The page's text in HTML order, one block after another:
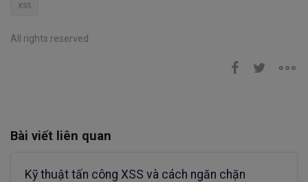
XSS
All rights reserved
Bài viết liên quan
Kỹ thuật tấn công XSS và cách ngăn chặn